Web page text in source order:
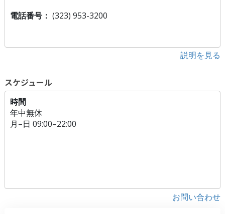
電話番号： (323) 953-3200
説明を見る
スケジュール
時間
年中無休
月–日 09:00–22:00
お問い合わせ